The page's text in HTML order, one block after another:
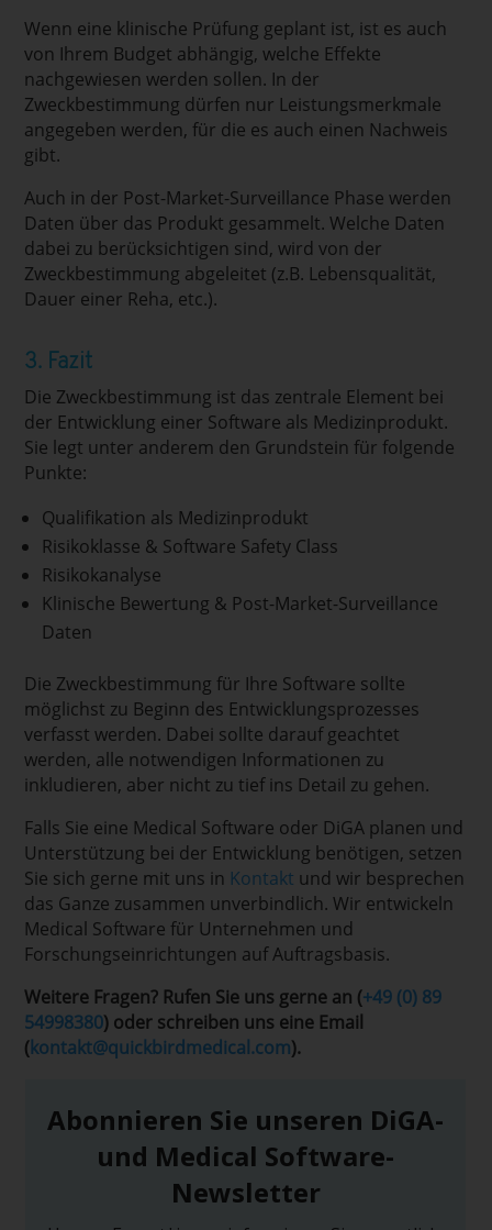
Wenn eine klinische Prüfung geplant ist, ist es auch
von Ihrem Budget abhängig, welche Effekte
nachgewiesen werden sollen. In der
Zweckbestimmung dürfen nur Leistungsmerkmale
angegeben werden, für die es auch einen Nachweis
gibt.
Auch in der Post-Market-Surveillance Phase werden
Daten über das Produkt gesammelt. Welche Daten
dabei zu berücksichtigen sind, wird von der
Zweckbestimmung abgeleitet (z.B. Lebensqualität,
Dauer einer Reha, etc.).
3. Fazit
Die Zweckbestimmung ist das zentrale Element bei
der Entwicklung einer Software als Medizinprodukt.
Sie legt unter anderem den Grundstein für folgende
Punkte:
Qualifikation als Medizinprodukt
Risikoklasse & Software Safety Class
Risikokanalyse
Klinische Bewertung & Post-Market-Surveillance
Daten
Die Zweckbestimmung für Ihre Software sollte
möglichst zu Beginn des Entwicklungsprozesses
verfasst werden. Dabei sollte darauf geachtet
werden, alle notwendigen Informationen zu
inkludieren, aber nicht zu tief ins Detail zu gehen.
Falls Sie eine Medical Software oder DiGA planen und
Unterstützung bei der Entwicklung benötigen, setzen
Sie sich gerne mit uns in Kontakt und wir besprechen
das Ganze zusammen unverbindlich. Wir entwickeln
Medical Software für Unternehmen und
Forschungseinrichtungen auf Auftragsbasis.
Weitere Fragen? Rufen Sie uns gerne an (+49 (0) 89
54998380) oder schreiben uns eine Email
(kontakt@quickbirdmedical.com).